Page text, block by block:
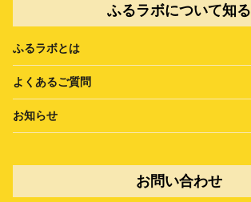
ふるラボについて知る
ふるラボとは
よくあるご質問
お知らせ
お問い合わせ